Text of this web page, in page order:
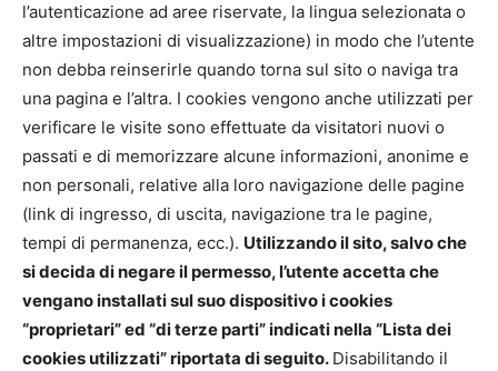
l’autenticazione ad aree riservate, la lingua selezionata o
altre impostazioni di visualizzazione) in modo che l’utente
non debba reinserirle quando torna sul sito o naviga tra
una pagina e l’altra. I cookies vengono anche utilizzati per
verificare le visite sono effettuate da visitatori nuovi o
passati e di memorizzare alcune informazioni, anonime e
non personali, relative alla loro navigazione delle pagine
(link di ingresso, di uscita, navigazione tra le pagine,
tempi di permanenza, ecc.). Utilizzando il sito, salvo che
si decida di negare il permesso, l’utente accetta che
vengano installati sul suo dispositivo i cookies
“proprietari” ed “di terze parti” indicati nella “Lista dei
cookies utilizzati” riportata di seguito. Disabilitando il